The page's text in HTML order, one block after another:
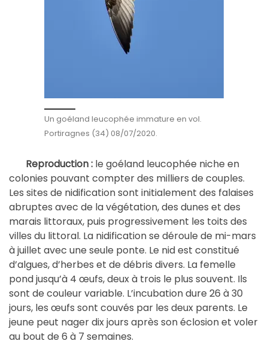
Un goéland leucophée immature en vol.
Portiragnes (34) 08/07/2020.
Reproduction : le goéland leucophée niche en
colonies pouvant compter des milliers de couples.
Les sites de nidification sont initialement des falaises
abruptes avec de la végétation, des dunes et des
marais littoraux, puis progressivement les toits des
villes du littoral. La nidification se déroule de mi-mars
à juillet avec une seule ponte. Le nid est constitué
d’algues, d’herbes et de débris divers. La femelle
pond jusqu’à 4 œufs, deux à trois le plus souvent. Ils
sont de couleur variable. L’incubation dure 26 à 30
jours, les œufs sont couvés par les deux parents. Le
jeune peut nager dix jours après son éclosion et voler
au bout de 6 à 7 semaines.